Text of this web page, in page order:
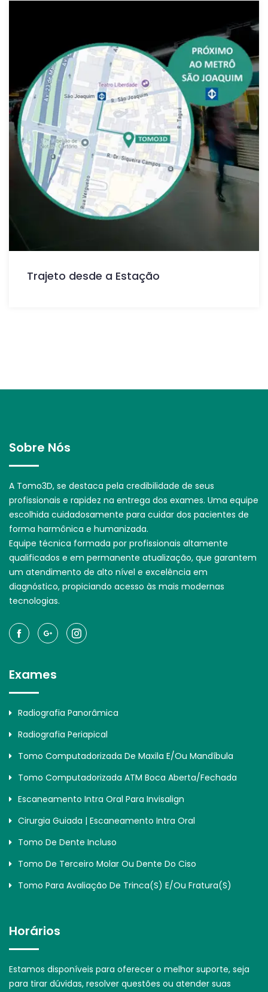
Trajeto desde a Estação
Sobre Nós
A Tomo3D, se destaca pela credibilidade de seus
profissionais e rapidez na entrega dos exames. Uma equipe
escolhida cuidadosamente para cuidar dos pacientes de
forma harmônica e humanizada.
Equipe técnica formada por profissionais altamente
qualificados e em permanente atualização, que garantem
um atendimento de alto nível e excelência em
diagnóstico, propiciando acesso às mais modernas
tecnologias.
Exames
Radiografia Panorâmica
Radiografia Periapical
Tomo Computadorizada De Maxila E/ou Mandíbula
Tomo Computadorizada ATM Boca Aberta/Fechada
Escaneamento Intra Oral Para Invisalign
Cirurgia Guiada | Escaneamento Intra Oral
Tomo De Dente Incluso
Tomo De Terceiro Molar Ou Dente Do Ciso
Tomo Para Avaliação De Trinca(s) E/ou Fratura(s)
Horários
Estamos disponíveis para oferecer o melhor suporte, seja
para tirar dúvidas, resolver questões ou atender suas